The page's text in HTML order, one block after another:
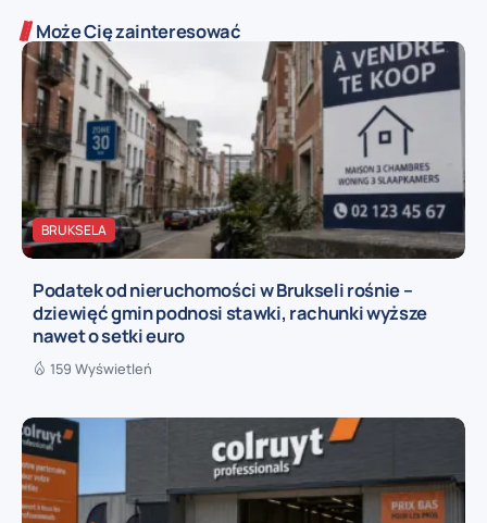
Może Cię zainteresować
BRUKSELA
Podatek od nieruchomości w Brukseli rośnie –
dziewięć gmin podnosi stawki, rachunki wyższe
nawet o setki euro
159 Wyświetleń